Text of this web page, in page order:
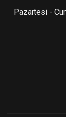
Pazartesi -